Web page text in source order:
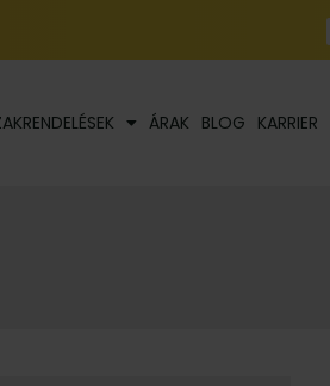
ÁRAK BLOG KARRIER